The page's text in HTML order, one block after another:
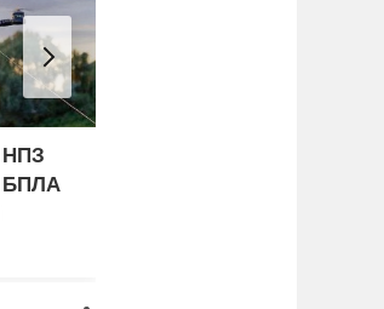
НПЗ
БПЛА